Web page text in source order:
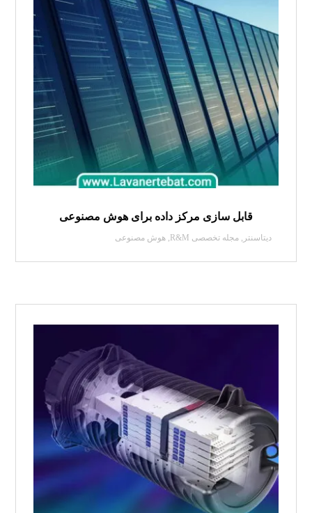
قابل سازی مرکز داده برای هوش مصنوعی
دیتاسنتر ,مجله تخصصی R&M ,هوش مصنوعی